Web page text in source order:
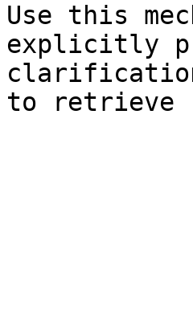
Use this
explicitly